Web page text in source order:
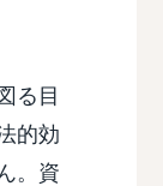
る目
的効
。資